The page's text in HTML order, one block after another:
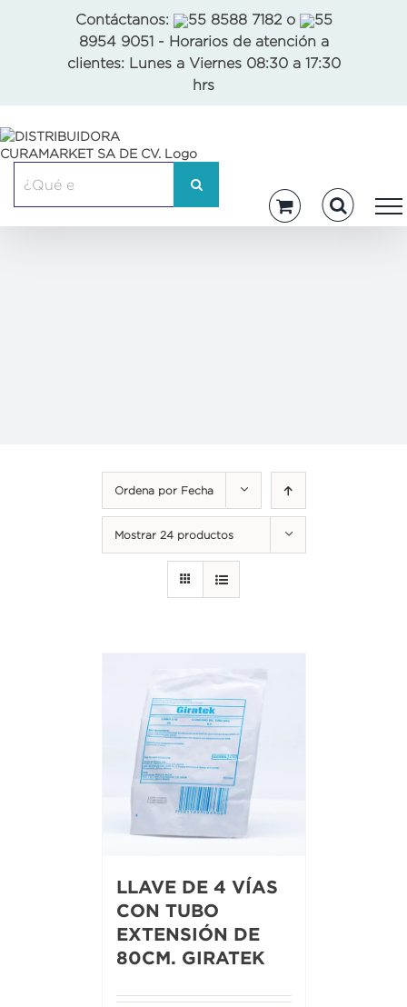
Contáctanos: 55 8588 7182o
55
8954 9051 - Horarios de atención a
clientes: Lunes a Viernes 08:30 a 17:30
hrs
Ordena por Fecha
Mostrar 24 productos
LLAVE DE 4 VÍAS
CON TUBO
EXTENSIÓN DE
80CM. GIRATEK